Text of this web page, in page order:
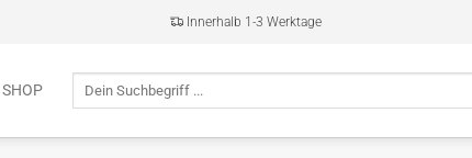
Innerhalb 1-3 Werktage
Suche